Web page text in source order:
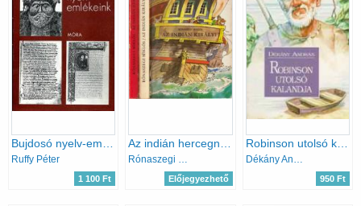
Ruffy Péter
1 100 Ft
Rónaszegi Miklós
Előjegyezhető
Robinson utolsó kalandja
Dékány András
950 Ft